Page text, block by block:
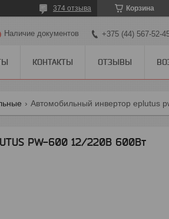
Корзина
374 отзыва
Наличие документов +375 (44) 567-52-
КОНТАКТЫ ОТЗЫВЫ
PW-600 12/220В 600Вт